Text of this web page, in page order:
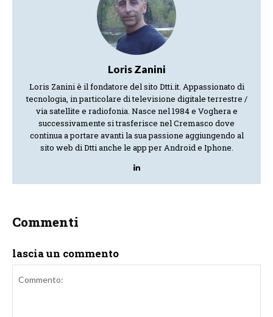
Loris Zanini
Loris Zanini è il fondatore del sito Dtti.it. Appassionato di
tecnologia, in particolare di televisione digitale terrestre /
via satellite e radiofonia. Nasce nel 1984 e Voghera e
successivamente si trasferisce nel Cremasco dove
continua a portare avanti la sua passione aggiungendo al
sito web di Dtti anche le app per Android e Iphone.
Commenti
lascia un commento